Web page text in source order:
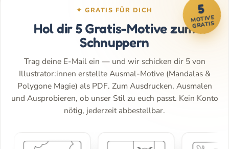
5
MOTIVE
GRATIS
✦ GRATIS FÜR DICH
Hol dir 5 Gratis-Motive zum
Schnuppern
Trag deine E-Mail ein — und wir schicken dir 5 von
Illustrator:innen erstellte Ausmal-Motive (Mandalas &
Polygone Magie) als PDF. Zum Ausdrucken, Ausmalen
und Ausprobieren, ob unser Stil zu euch passt. Kein Konto
nötig, jederzeit abbestellbar.